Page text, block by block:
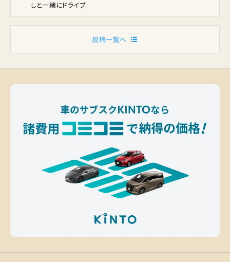
しと一緒にドライブ
投稿一覧へ